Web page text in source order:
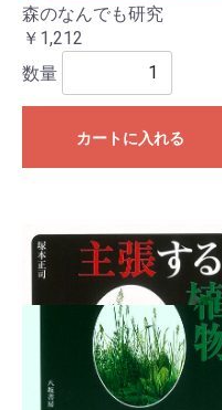
森のなんでも研究
￥1,212
数量
カートに入れる